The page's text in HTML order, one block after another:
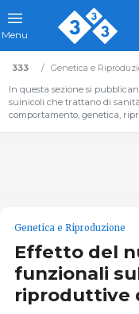
Menu
333 Genetica e
In questa sezione si
suinicoli che trattano di
comportamento, genetica,
Genetica e Riproduzione
Effetto del
funzionali
riproduttive